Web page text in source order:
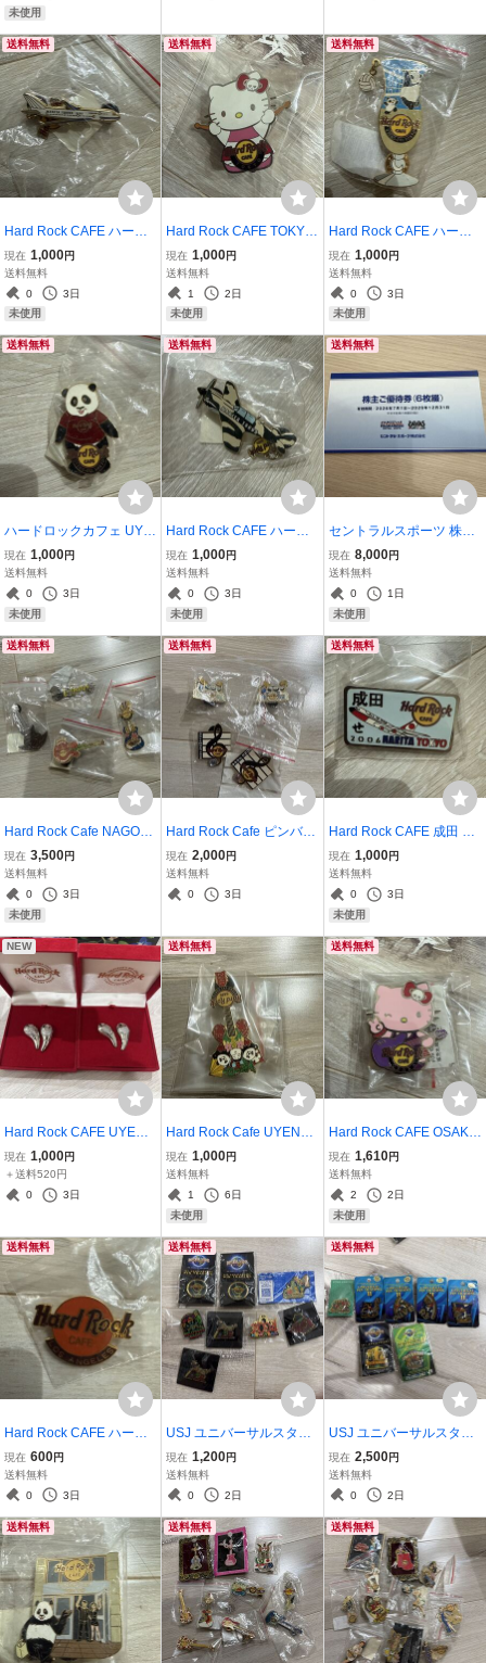
未使用
送料無料
Hard Rock CAFE ハード
ロックカフェ ピンバッジ
飛行機 NARITA TOKYO 2
007
現在 1,000円
送料無料
0
3日
未使用
送料無料
Hard Rock CAFE TOKYO
ハローキティ ピンバッジ
ピンズ
現在 1,000円
送料無料
1
2日
未使用
送料無料
Hard Rock CAFE ハード
ロックカフェ ピンバッジ
上野駅 東京 パンダ
現在 1,000円
送料無料
0
3日
未使用
送料無料
ハードロックカフェ UYE
NO-EKI TOKYO パンダ ピ
ンバッジ
現在 1,000円
送料無料
0
3日
未使用
送料無料
Hard Rock CAFE ハード
ロックカフェ ピンバッジ
飛行機 NARITA TOKYO ②
現在 1,000円
送料無料
0
3日
未使用
送料無料
セントラルスポーツ 株主
ご優待券 6枚綴 有効期間2
026年7月1日～12月31日
現在 8,000円
送料無料
0
1日
未使用
送料無料
Hard Rock Cafe NAGOYA
ピンバッジ 4個セット ハ
ードロックカフェ ギタ
ー ピンズ ピンバッチ
現在 3,500円
送料無料
0
3日
未使用
送料無料
Hard Rock Cafe ピンバッ
ジ 4個セット 2007年 200
8年
現在 2,000円
送料無料
0
3日
送料無料
Hard Rock CAFE 成田 20
06 NARITA TOKYO ピン
バッジ ハードロックカ
フェ
現在 1,000円
送料無料
0
3日
未使用
NEW
Hard Rock CAFE UYENO
-EKI TOKYO 2006 VALEN
TINE'S DAY ピンバッジ 2
個セット ケース付き
現在 1,000円
＋送料520円
0
3日
送料無料
Hard Rock Cafe UYENO-
EKI TOKYO 2011 ギター
ピンバッジ パンダ
現在 1,000円
送料無料
1
6日
未使用
送料無料
Hard Rock CAFE OSAKA
ハローキティ ピンバッジ
ピンズ ハードロックカ
フェ
現在 1,610円
送料無料
2
2日
未使用
送料無料
Hard Rock CAFE ハード
ロックカフェ ピンバッジ
ロサンゼルス
現在 600円
送料無料
0
3日
送料無料
USJ ユニバーサルスタジ
オジャパン 1周年記念な
ど ポパイ おさるのジ
ョージ ピンバッジ 7点
現在 1,200円
送料無料
0
2日
送料無料
USJ ユニバーサルスタジ
オジャパン ピンバッジ 7
個セット 1周年 2周年記
念 ウッドペッカー wo
現在 2,500円
送料無料
0
2日
送料無料 送料無料 送料無料